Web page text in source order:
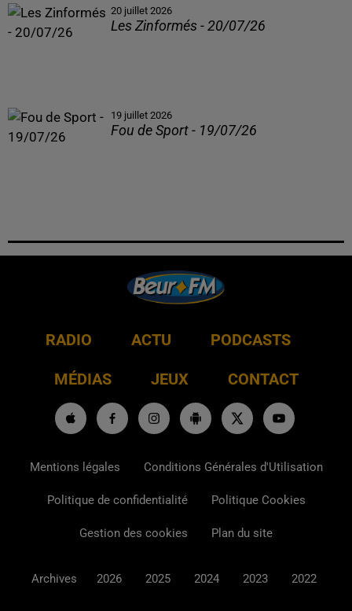
20 juillet 2026
Les Zinformés - 20/07/26
19 juillet 2026
Fou de Sport - 19/07/26
RADIO ACTU PODCASTS
MÉDIAS JEUX CONTACT
Mentions légales Conditions Générales d'Utilisation
Politique de confidentialité Politique Cookies
Gestion des cookies Plan du site
Archives 2026 2025 2024 2023 2022